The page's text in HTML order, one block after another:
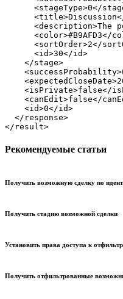
<stageType>0</
<description>The
<color>#B9AFD3</
<sortOrder>2</
      <id>30</id>
    </stage>
<isPrivate>false</
<canEdit>false</
    <id>0</id>
  </response>
</result>
Рекомендуемые статьи
Получить возможную сделку по
Получить стадию возможной сделки
Установить права доступа к
Получить отфильтрованные